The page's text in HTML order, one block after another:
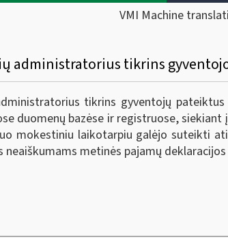
VMI Machine
administratorius tikrins
tikrins gyventojų
duomenų bazėse ir registruose,
mokestiniu laikotarpiu galėjo suteikti
neaiškumams metinės pajamų